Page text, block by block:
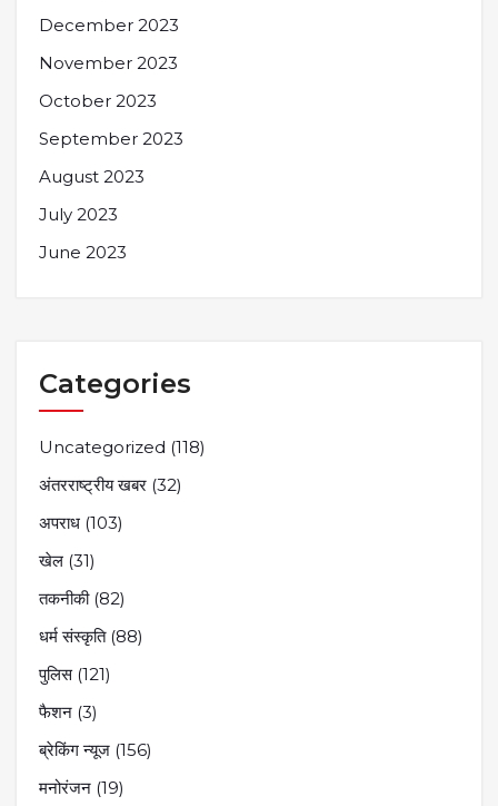
December 2023
November 2023
October 2023
September 2023
August 2023
July 2023
June 2023
Categories
Uncategorized (118)
अंतरराष्ट्रीय खबर (32)
अपराध (103)
खेल (31)
तकनीकी(82)
धर्म संस्कृति(88)
पुलिस(121)
फैशन (3)
ब्रेकिंग न्यूज (156)
मनोरंजन (19)